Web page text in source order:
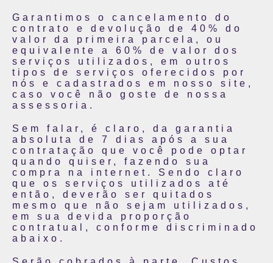
Garantimos o cancelamento do
contrato e devolução de 40% do
valor da primeira parcela, ou
equivalente a 60% de valor dos
serviços utilizados, em outros
tipos de serviços oferecidos por
nós e cadastrados em nosso site,
caso você não goste de nossa
assessoria.
Sem falar, é claro, da garantia
absoluta de 7 dias após a sua
contratação que você pode optar
quando quiser, fazendo sua
compra na internet. Sendo claro
que os serviços utilizados até
então, deverão ser quitados
mesmo que não sejam utilizados,
em sua devida proporção
contratual, conforme discriminado
abaixo.